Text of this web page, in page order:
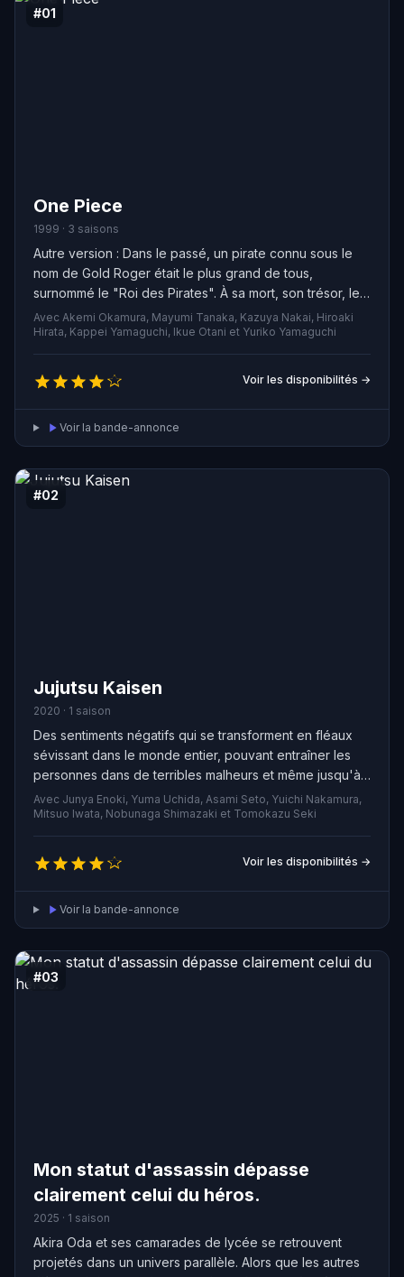
#01
One Piece
1999 · 3 saisons
Autre version : Dans le passé, un pirate connu sous le
nom de Gold Roger était le plus grand de tous,
surnommé le "Roi des Pirates". À sa mort, son trésor, le
"One Piece", d'une valeur inestimable, a été caché sur
la "Grand Line". De nombreux pirates ont essayé de le
trouver, mais sont tous morts avant de l'atteindre.
Monkey D. Luffy a pour ambition de découvrir ce trésor
et devenir le nouveau "Roi des Pirates". Après avoir
mangé un fruit du démon, il a acquis des pouvoirs qui
l'aideront dans sa quête. Il doit cependant former un
équipage pour partir à l'aventure !
Avec Akemi Okamura, Mayumi Tanaka, Kazuya Nakai, Hiroaki
Hirata, Kappei Yamaguchi, Ikue Otani et Yuriko Yamaguchi
Voir les disponibilités →
Voir la bande-annonce
#02
Jujutsu Kaisen
2020 · 1 saison
Des sentiments négatifs qui se transforment en fléaux
sévissant dans le monde entier, pouvant entraîner les
personnes dans de terribles malheurs et même jusqu'à
la mort. Pour exorciser ces créatures, il faut un autre
fléau. Yuji Itadori, un lycéen ordinaire mais doté d'une
force physique hors du commun, devient lui-même un
fléau après avoir mangé un des doigts du démon à
deux visages pour sauver un ami attaqué. Il partage
alors son corps avec le démon…
Avec Junya Enoki, Yuma Uchida, Asami Seto, Yuichi Nakamura,
Mitsuo Iwata, Nobunaga Shimazaki et Tomokazu Seki
Voir les disponibilités →
Voir la bande-annonce
#03
Mon statut d'assassin dépasse
clairement celui du héros.
2025 · 1 saison
Akira Oda et ses camarades de lycée se retrouvent
projetés dans un univers parallèle. Alors que les autres